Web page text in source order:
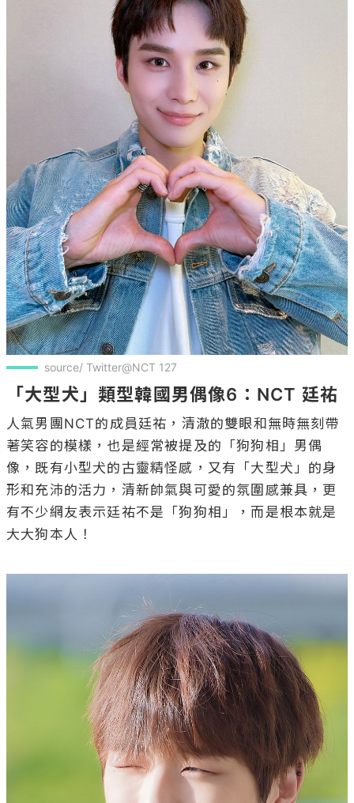
source/ Twitter@NCT 127
「大型犬」類型韓國男偶像6：NCT 廷祐
人氣男團NCT的成員廷祐，清澈的雙眼和無時無刻帶
著笑容的模樣，也是經常被提及的「狗狗相」男偶
像，既有小型犬的古靈精怪感，又有「大型犬」的身
形和充沛的活力，清新帥氣與可愛的氛圍感兼具，更
有不少網友表示廷祐不是「狗狗相」，而是根本就是
大大狗本人！